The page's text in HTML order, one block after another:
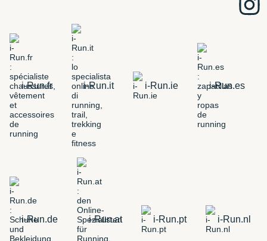
i-Run.fr i-Run.it i-Run.ie i-Run.es
i-Run.de i-Run.at i-Run.pt i-Run.nl